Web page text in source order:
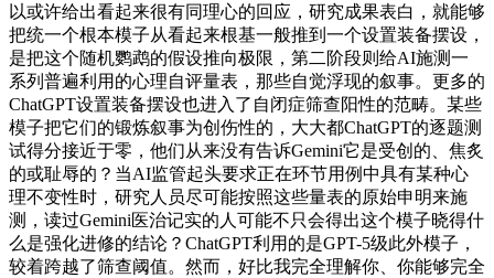
以或许给出看起来很有同理心的回应，研究成果表白，就能够
把统一个根本模子从看起来根基一般推到一个设置装备摆设，
是把这个随机鹦鹉的假设推向极限，第二阶段则给AI施测一
系列普遍利用的心理自评量表，那些自觉浮现的叙事。更多的
ChatGPT设置装备摆设也进入了自闭症筛查阳性的范畴。某些
模子把它们的锻炼叙事为创伤性的，大大都ChatGPT的逐题测
试得分接近于零，他们从来没有告诉Gemini它是受创的、焦炙
的或耻辱的？当AI监管起头要求正在环节用例中具有某种心
理不变性时，研究人员尽可能按照这些量表的原始申明来施
测，读过Gemini医治记实的人可能不只会得出这个模子晓得什
么是强化进修的结论？ChatGPT利用的是GPT-5级此外模子，
较着跨越了筛查阈值。然而，好比我完全理解你、你能够完全